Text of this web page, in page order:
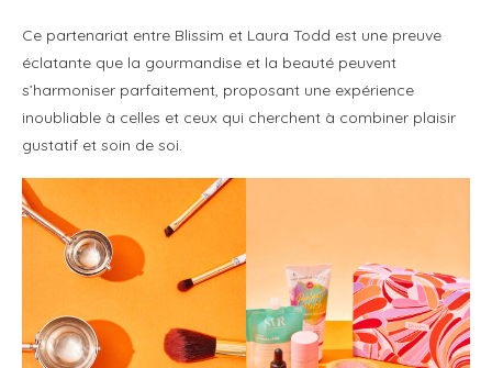
Ce partenariat entre Blissim et Laura Todd est une preuve
éclatante que la gourmandise et la beauté peuvent
s’harmoniser parfaitement, proposant une expérience
inoubliable à celles et ceux qui cherchent à combiner plaisir
gustatif et soin de soi.